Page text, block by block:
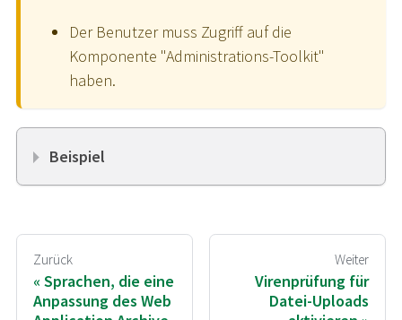
Der Benutzer muss Zugriff auf die
Komponente "Administrations-Toolkit"
haben.
Beispiel
Zurück
Sprachen, die eine
Anpassung des Web
Weiter
Virenprüfung für
Datei-Uploads